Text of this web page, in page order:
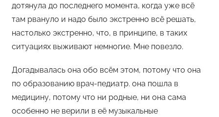
дотянула до последнего момента, когда уже всё
там рвануло и надо было экстренно всё решать,
настолько экстренно, что, в принципе, в таких
ситуациях выживают немногие. Мне повезло.
Догадывалась она обо всём этом, потому что она
по образованию врач-педиатр. она пошла в
медицину, потому что ни родные, ни она сама
особенно не верили в её музыкальные